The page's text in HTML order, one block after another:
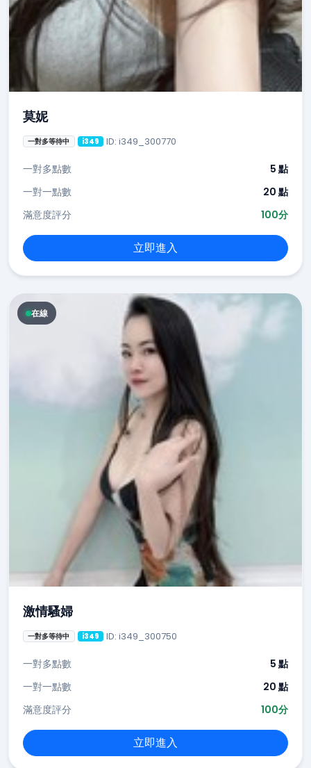
莫妮
一對多等待中 i349 ID: i349_300770
一對多點數
5 點
一對一點數
20 點
滿意度評分
100分
立即進入
在線
激情騷婦
一對多等待中 i349 ID: i349_300750
一對多點數
5 點
一對一點數
20 點
滿意度評分
100分
立即進入